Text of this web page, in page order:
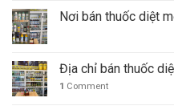
Nơi bán thuốc diệt
Địa chỉ bán thuốc
1 Comment